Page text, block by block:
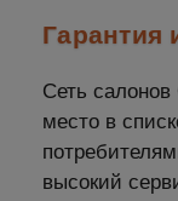
Гарантия
Сеть
место в
высокий